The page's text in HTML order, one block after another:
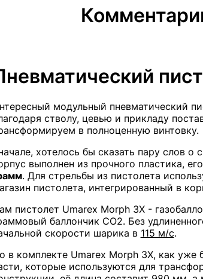
модульный пневматический
стволу, цевью и прикладу
в полноценную винтовку.
хотелось бы сказать пару слов
выполнен из прочного пластика,
. Для стрельбы из пистолета
пистолета, интегрированный в
пистолет Umarex Morph 3X -
баллончик CO2. Без
скорости шарика в 115 м/с.
в комплекте Umarex Morph 3X, как уже
которые используются для